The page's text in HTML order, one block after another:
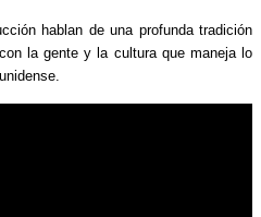
hablan de una profunda tradición
la gente y la cultura que maneja lo